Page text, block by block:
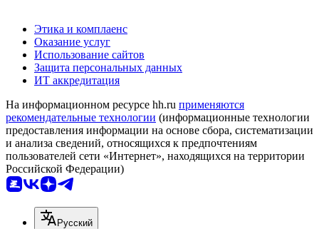
Этика и комплаенс
Оказание услуг
Использование сайтов
Защита персональных данных
ИТ аккредитация
На информационном ресурсе hh.ru применяются
рекомендательные технологии (информационные технологии
предоставления информации на основе сбора, систематизации
и анализа сведений, относящихся к предпочтениям
пользователей сети «Интернет», находящихся на территории
Российской Федерации)
Русский